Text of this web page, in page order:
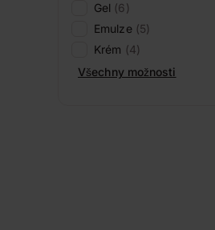
Gel (6)
Emulze (5)
Krém (4)
Všechny možnosti